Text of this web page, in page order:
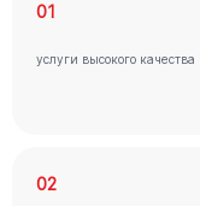
01
услуги высокого качества
02